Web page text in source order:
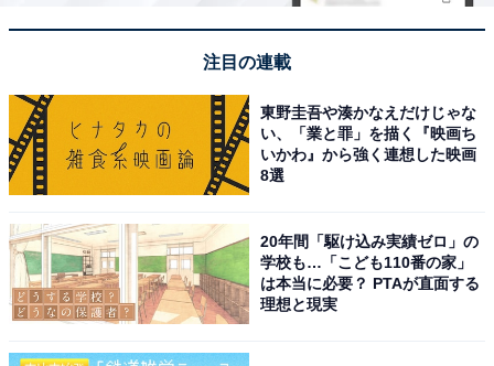
注目の連載
東野圭吾や湊かなえだけじゃな
い、「業と罪」を描く『映画ち
いかわ』から強く連想した映画
8選
20年間「駆け込み実績ゼロ」の
学校も…「こども110番の家」
は本当に必要？ PTAが直面する
理想と現実